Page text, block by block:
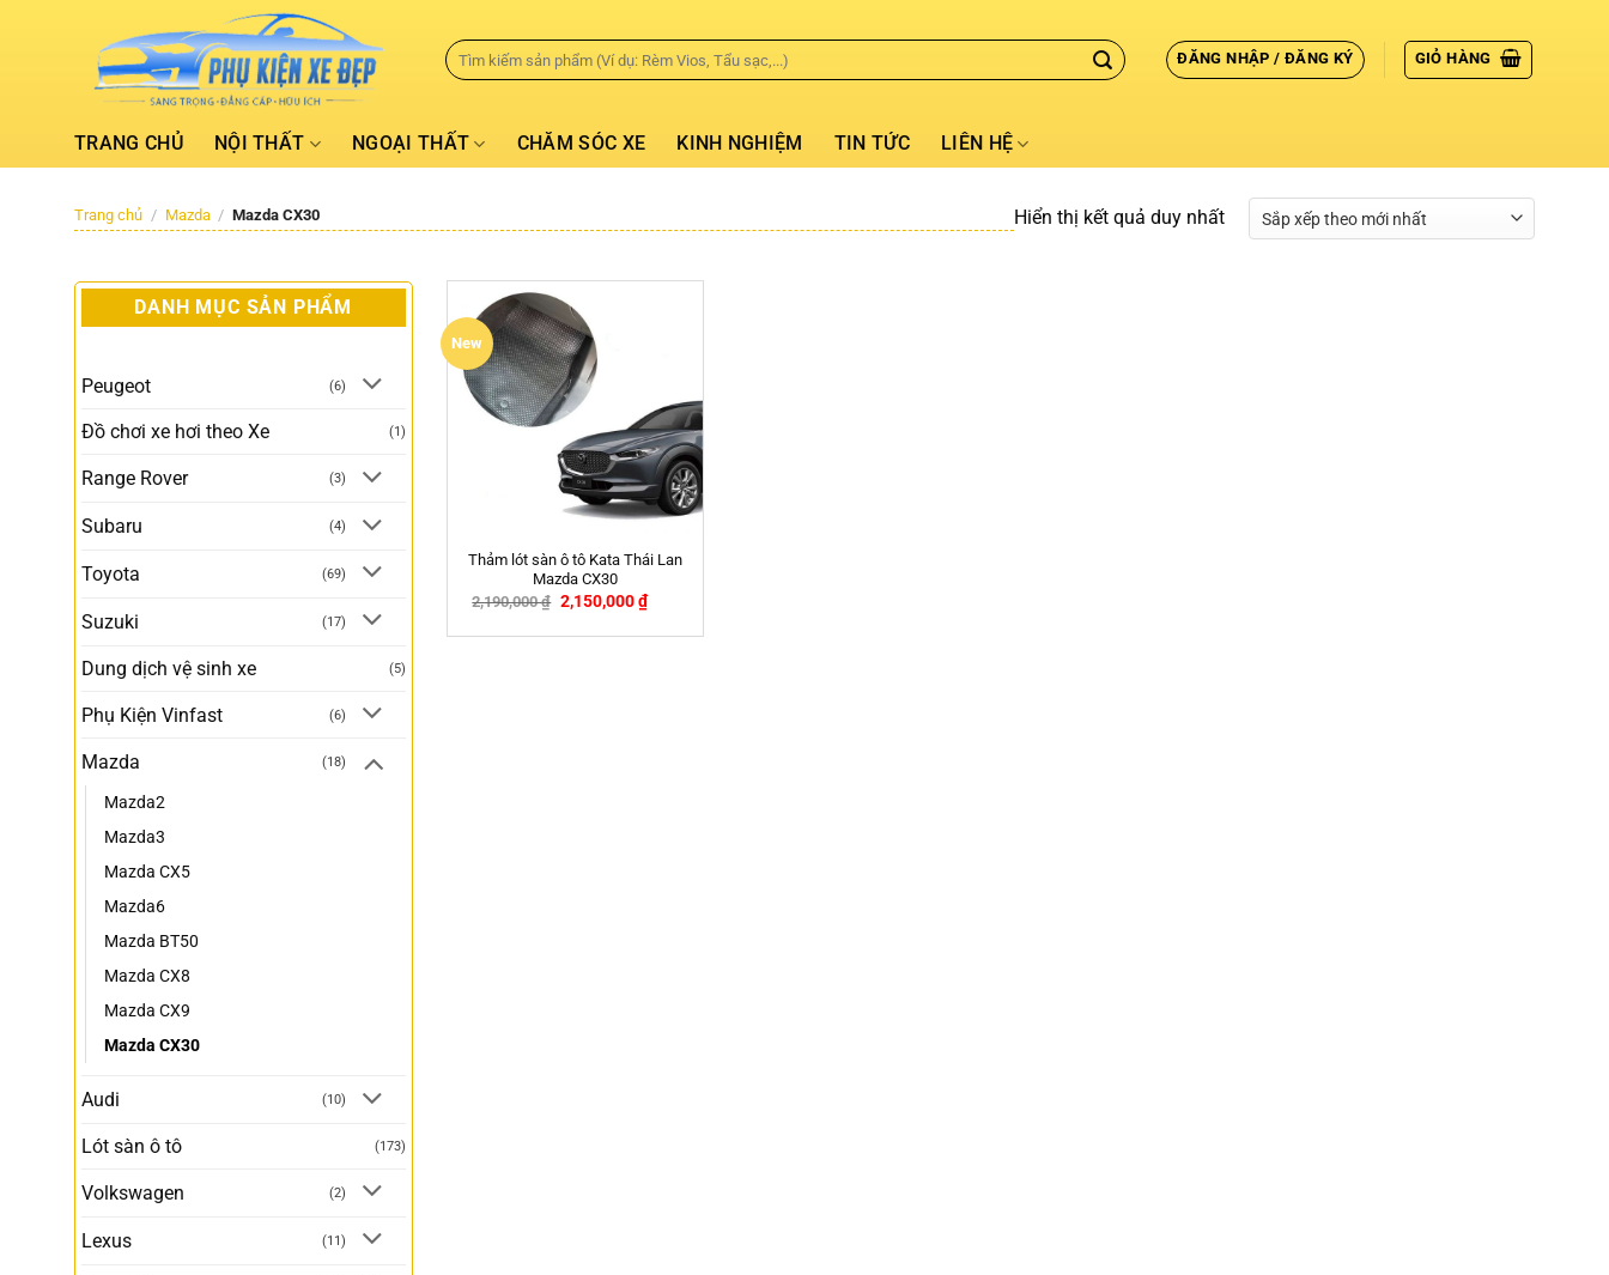
ĐĂNG NHẬP / ĐĂNG KÝ GIỎ HÀNG
TRANG CHỦ NỘI THẤT NGOẠI THẤT CHĂM SÓC XE KINH NGHIỆM TIN TỨC LIÊN HỆ
Trang chủ / Mazda / Mazda CX30 Hiển thị kết quả duy nhất
DANH MỤC SẢN PHẨM
Peugeot (6)
Đồ chơi xe hơi theo Xe (1)
Range Rover (3)
Subaru (4)
Toyota (69)
Suzuki (17)
Dung dịch vệ sinh xe (5)
Phụ Kiện Vinfast (6)
Mazda (18)
Mazda2
Mazda3
Mazda CX5
Mazda6
Mazda BT50
Mazda CX8
Mazda CX9
Mazda CX30
Audi (10)
Lót sàn ô tô (173)
Volkswagen (2)
Lexus (11)
New
Thảm lót sàn ô tô Kata Thái Lan
Mazda CX30
2,190,000₫ 2,150,000₫